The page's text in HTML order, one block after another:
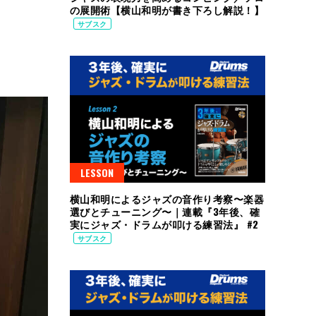
の展開術【横山和明が書き下ろし解説！】
サブスク
LESSON
横山和明によるジャズの音作り考察〜楽器
選びとチューニング〜｜連載『3年後、確
実にジャズ・ドラムが叩ける練習法』 #2
サブスク